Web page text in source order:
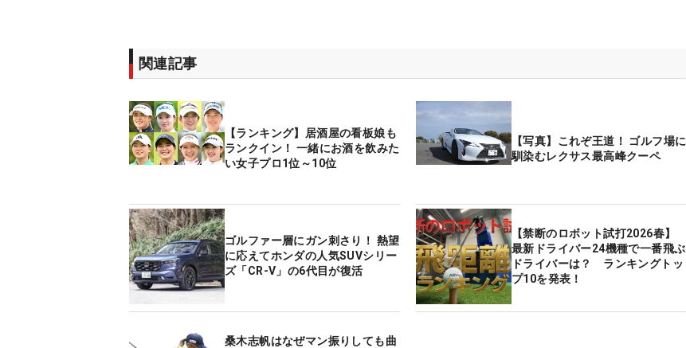
関連記事
【ランキング】居酒屋の看板娘も
ランクイン！ 一緒にお酒を飲みた
い女子プロ1位～10位
【写真】これぞ王道！ ゴルフ場に
馴染むレクサス最高峰クーペ
ゴルファー層にガン刺さり！ 熱望
に応えてホンダの人気SUVシリー
ズ「CR-V」の6代目が復活
【禁断のロボット試打2026春】
最新ドライバー24機種で一番飛ぶ
ドライバーは？ ランキングトッ
プ10を発表！
桑木志帆はなぜマン振りしても曲